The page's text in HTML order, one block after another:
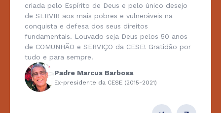
pelo Espírito de Deus e pelo único desejo
aos mais pobres e vulneráveis na
e defesa dos seus direitos
Louvado seja Deus pelos 50 anos
e SERVIÇO da CESE! Gratidão por
e para sempre!
Padre Marcus Barbosa
Ex-presidente da CESE (2015-2021)